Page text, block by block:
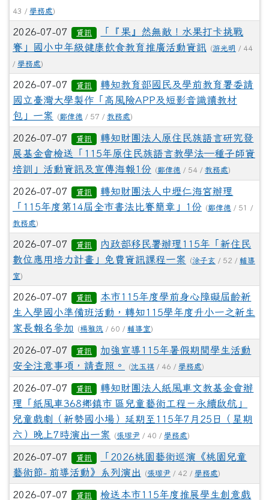
43 / 學務處)
2026-07-07 資訊
「『果』然無敵！水果打卡挑戰
賽」國小中年級健康飲食教育推廣活動資訊
(游光明 / 44
/ 學務處)
2026-07-07 資訊
轉知教育部國民及學前教育署委請
國立臺灣大學製作「高風險APP及短影音識讀教材
包」一案
(鄭偉德 / 57 / 教務處)
2026-07-07 資訊
轉知財團法人原住民族語言研究發
展基金會檢送「115年原住民族語言教學法—種子師資
培訓」活動資訊及宣傳海報1份 (鄭偉德 / 54 / 教務處)
2026-07-07 資訊
轉知財團法人中壢仁海宮辦理
「115年度第14屆全市書法比賽簡章」1份 (鄭偉德 / 51 /
教務處)
2026-07-07 資訊
內政部移民署辦理115年「新住民
數位應用培力計畫」免費資訊課程一案
(涂子玄 / 52 / 輔導
室)
2026-07-07 資訊
本市115年度學前身心障礙屆齡新
生入學國小準備班活動，轉知115學年度升小一之新生
家長報名參加
(楊雅筑 / 60 / 輔導室)
2026-07-07 資訊
加強宣導115年暑假期間學生活動
安全注意事項，請查照。
(沈玉祺 / 46 / 學務處)
2026-07-07 資訊
轉知財團法人紙風車文教基金會辦
理「紙風車368鄉鎮市 區兒童藝術工程－永續啟航」
兒童戲劇（新勢國小場）延期至115年7月25日（星期
六）晚上7時演出一案
(張瓈尹 / 40 / 學務處)
2026-07-07 資訊
「2026桃園藝術巡演《桃園兒童
藝術節- 前導活動》系列演出
(張瓈尹 / 42 / 學務處)
2026-07-07 資訊
檢送本市115年度推展學生創意戲